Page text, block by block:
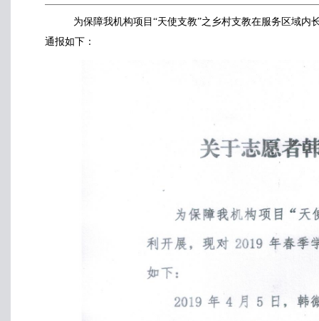
为保障我机构项目“天使支教”之乡村支教在服务区域内
通报如下：